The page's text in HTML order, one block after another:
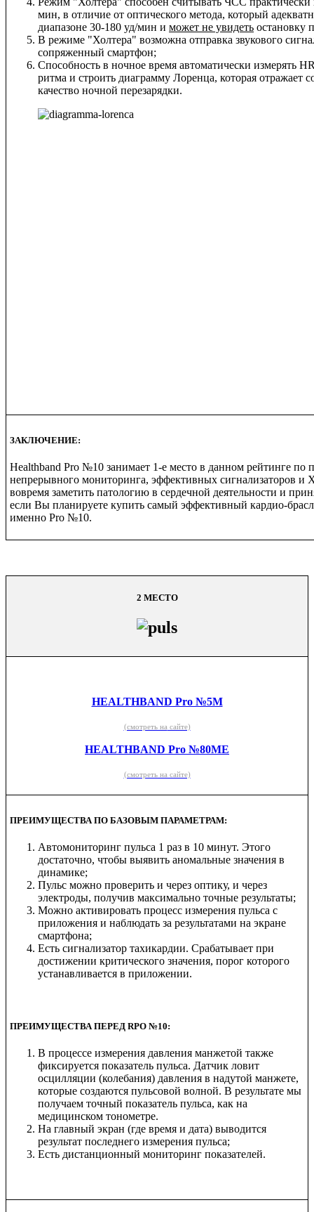
мин, в отличие от оптического метода, который
диапазоне 30-180 уд/мин и может не увидеть остановку
В режиме "Холтера" возможна отправка звукового
сопряженный смартфон;
Способность в ночное время автоматически измерять
ритма и строить диаграмму Лоренца, которая отражает
качество ночной перезарядки.
ЗАКЛЮЧЕНИЕ:
Healthband Pro №10 занимает 1-е место в данном рейтинге по
непрерывного мониторинга, эффективных сигнализаторов и
вовремя заметить патологию в сердечной деятельности и
если Вы планируете купить самый эффективный кардио-
именно Pro №10.
2 МЕСТО
HEALTHBAND Pro №5M
(смотреть на сайте)
HEALTHBAND Pro №80ME
(смотреть на сайте)
ПРЕИМУЩЕСТВА ПО БАЗОВЫМ ПАРАМЕТРАМ:
Автомониторинг пульса 1 раз в 10 минут. Этого
достаточно, чтобы выявить аномальные значения в
динамике;
Пульс можно проверить и через оптику, и через
электроды, получив максимально точные результаты;
Можно активировать процесс измерения пульса с
приложения и наблюдать за результатами на экране
смартфона;
Есть сигнализатор тахикардии. Срабатывает при
достижении критического значения, порог которого
устанавливается в приложении.
ПРЕИМУЩЕСТВА ПЕРЕД RPO №10:
В процессе измерения давления манжетой также
фиксируется показатель пульса. Датчик ловит
осцилляции (колебания) давления в надутой манжете,
которые создаются пульсовой волной. В результате мы
получаем точный показатель пульса, как на
медицинском тонометре.
На главный экран (где время и дата) выводится
результат последнего измерения пульса;
Есть дистанционный мониторинг показателей.